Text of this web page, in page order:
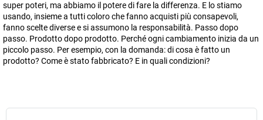
super poteri, ma abbiamo il potere di fare la differenza. E lo stiamo
usando, insieme a tutti coloro che fanno acquisti più consapevoli,
fanno scelte diverse e si assumono la responsabilità. Passo dopo
passo. Prodotto dopo prodotto. Perché ogni cambiamento inizia da un
piccolo passo. Per esempio, con la domanda: di cosa è fatto un
prodotto? Come è stato fabbricato? E in quali condizioni?